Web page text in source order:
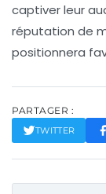
captiver leur
réputation de
positionnera
PARTAGER :
TWITTER